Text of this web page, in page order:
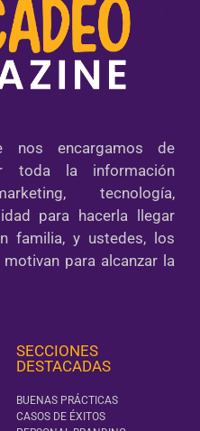
nos encargamos de
toda la información
tecnología,
para hacerla llegar
familia, y ustedes, los
para alcanzar la
SECCIONES
DESTACADAS
BUENAS PRÁCTICAS
CASOS DE ÉXITOS